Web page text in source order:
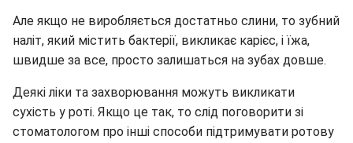
Але якщо не виробляється достатньо слини, то зубний
наліт, який містить бактерії, викликає карієс, і їжа,
швидше за все, просто залишаться на зубах довше.
Деякі ліки та захворювання можуть викликати
сухість у роті. Якщо це так, то слід поговорити зі
стоматологом про інші способи підтримувати ротову